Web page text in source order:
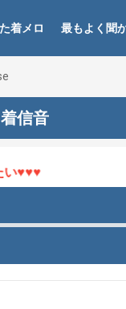
着メロ 最もよく聞
信音